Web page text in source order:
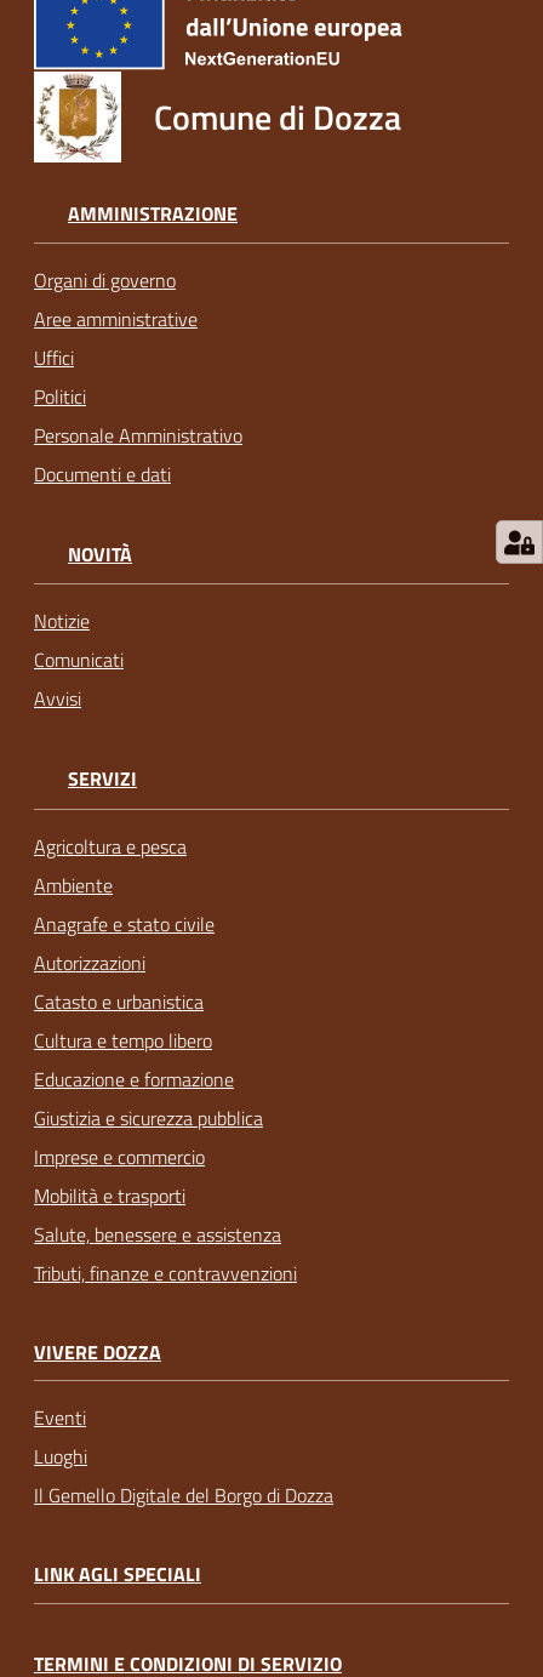
Comune di Dozza
AMMINISTRAZIONE
Organi di governo
Aree amministrative
Uffici
Politici
Personale Amministrativo
Documenti e dati
NOVITÀ
Notizie
Comunicati
Avvisi
SERVIZI
Agricoltura e pesca
Ambiente
Anagrafe e stato civile
Autorizzazioni
Catasto e urbanistica
Cultura e tempo libero
Educazione e formazione
Giustizia e sicurezza pubblica
Imprese e commercio
Mobilità e trasporti
Salute, benessere e assistenza
Tributi, finanze e contravvenzioni
VIVERE DOZZA
Eventi
Luoghi
Il Gemello Digitale del Borgo di Dozza
LINK AGLI SPECIALI
TERMINI E CONDIZIONI DI SERVIZIO